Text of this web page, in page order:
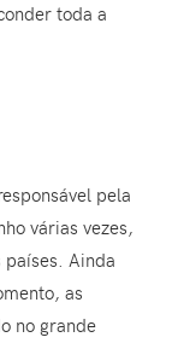
toda a
pela
várias vezes,
Ainda
as
no grande